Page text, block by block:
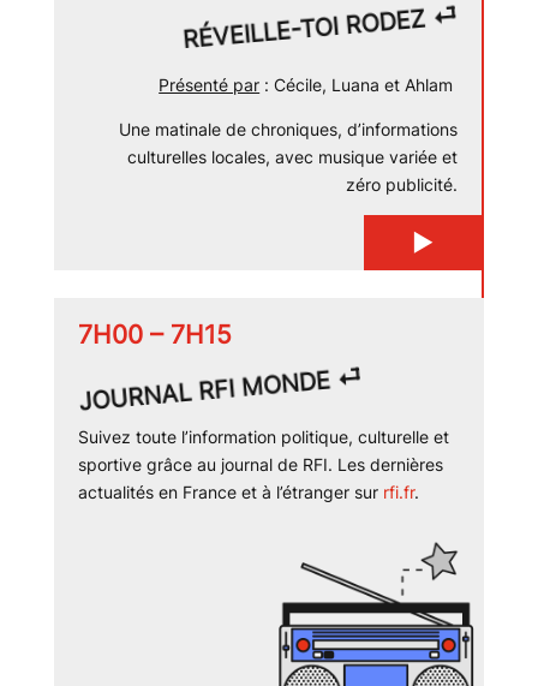
RÉVEILLE-TOI RODEZ ⏎
Présenté par : Cécile, Luana et Ahlam
Une matinale de chroniques, d’informations
culturelles locales, avec musique variée et
zéro publicité.
▶
7H00 – 7H15
JOURNAL RFI MONDE ⏎
Suivez toute l’information politique, culturelle et
sportive grâce au journal de RFI. Les dernières
actualités en France et à l’étranger sur rfi.fr.